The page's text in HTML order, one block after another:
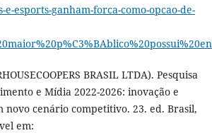
e-esports-ganham-forca-como-opcao-de-
BRASIL LTDA). Pesquisa
e Mídia 2022-2026: inovação e
novo cenário competitivo. 23. ed. Brasil,
em: